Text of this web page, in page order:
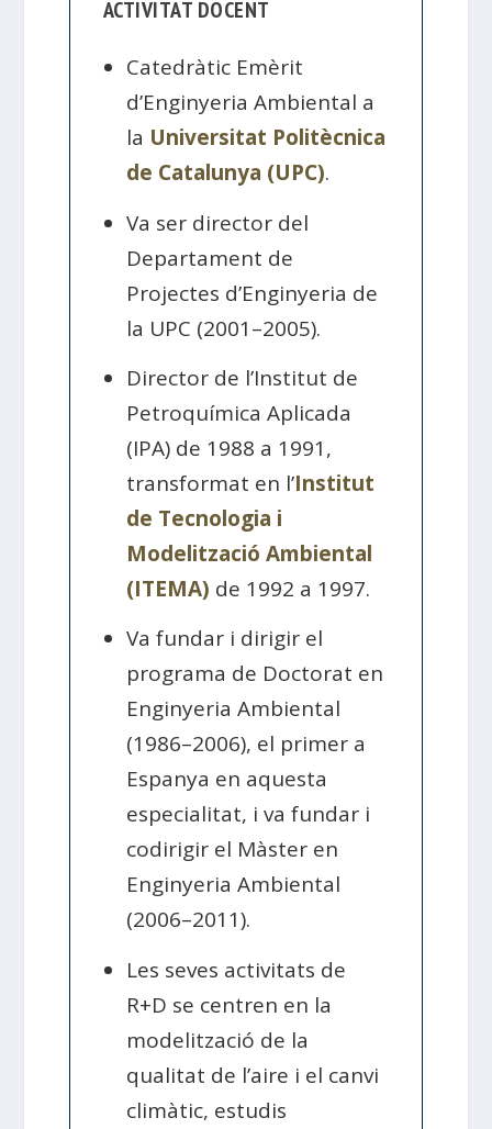
ACTIVITAT DOCENT
Catedràtic Emèrit
d’Enginyeria Ambiental a
la Universitat Politècnica
de Catalunya (UPC).
Va ser director del
Departament de
Projectes d’Enginyeria de
la UPC (2001–2005).
Director de l’Institut de
Petroquímica Aplicada
(IPA) de 1988 a 1991,
transformat en l’Institut
de Tecnologia i
Modelització Ambiental
(ITEMA) de 1992 a 1997.
Va fundar i dirigir el
programa de Doctorat en
Enginyeria Ambiental
(1986–2006), el primer a
Espanya en aquesta
especialitat, i va fundar i
codirigir el Màster en
Enginyeria Ambiental
(2006–2011).
Les seves activitats de
R+D se centren en la
modelització de la
qualitat de l’aire i el canvi
climàtic, estudis